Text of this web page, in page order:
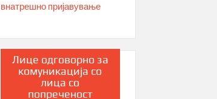
внатрешно пријавување
Лице одговорно за
комуникација со
лица со
попреченост